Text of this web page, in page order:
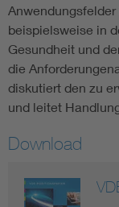
beispielsweise in
Gesundheit und
die
diskutiert den zu
und leitet
Download